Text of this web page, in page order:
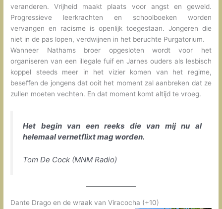
veranderen. Vrijheid maakt plaats voor angst en geweld.
Progressieve leerkrachten en schoolboeken worden
vervangen en racisme is openlijk toegestaan. Jongeren die
niet in de pas lopen, verdwijnen in het beruchte Purgatorium.
Wanneer Nathams broer opgesloten wordt voor het
organiseren van een illegale fuif en Jarnes ouders als lesbisch
koppel steeds meer in het vizier komen van het regime,
beseﬀen de jongens dat ooit het moment zal aanbreken dat ze
zullen moeten vechten. En dat moment komt altijd te vroeg.
Het begin van een reeks die van mij nu al
helemaal vernetflixt mag worden.
Tom De Cock (MNM Radio)
Dante Drago en de wraak van Viracocha (+10)